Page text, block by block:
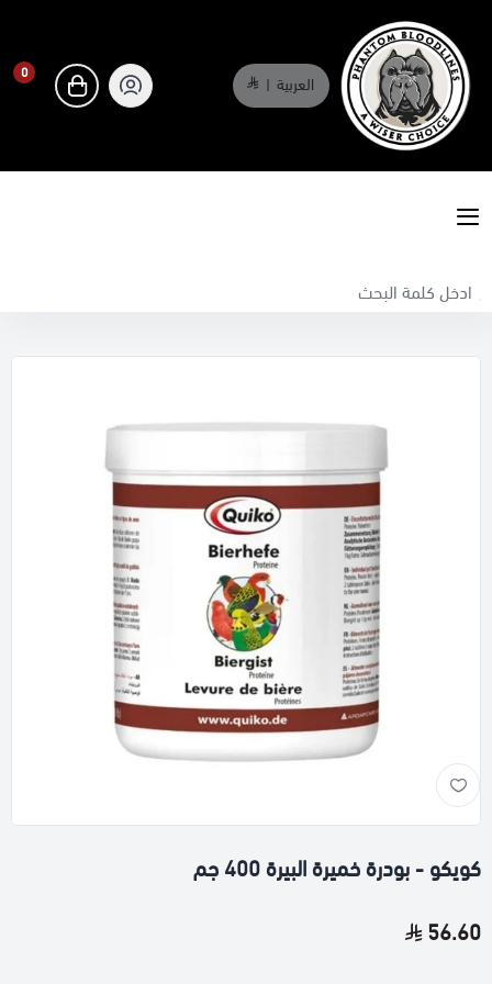
phantombloodlinesالعربية |
0
كويكو - بودرة خميرة البيرة 400 جم
56.60